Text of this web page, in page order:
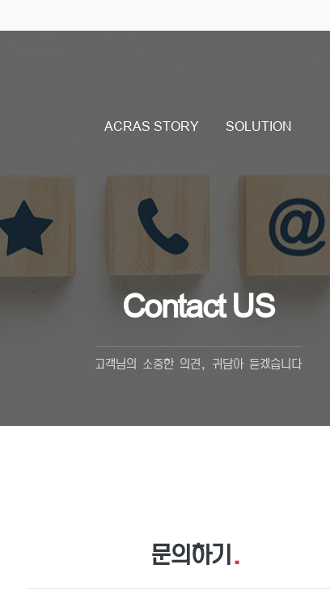
ACRAS STORY SOLUTION
Contact US
고객님의 소중한 의견, 귀담아 듣겠습니다
문의하기 .